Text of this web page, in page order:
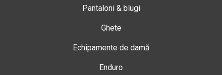
Pantaloni & blugi
Ghete
Echipamente de damă
Enduro